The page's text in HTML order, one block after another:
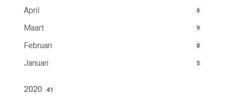
April 6
Maart 9
Februari 8
Januari 5
2020 41